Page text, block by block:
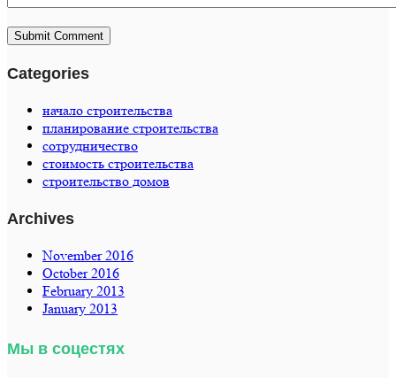
Categories
начало строительства
планирование строительства
сотрудничество
стоимость строительства
строительство домов
Archives
November 2016
October 2016
February 2013
January 2013
Мы в соцестях